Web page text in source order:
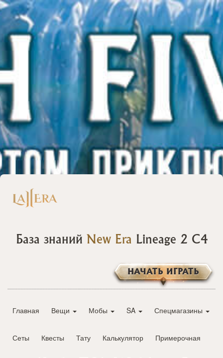
База знаний New Era Lineage 2 C4
НАЧАТЬ ИГРАТЬ
Главная Вещи Мобы SA Спецмагазины
Сеты Квесты Тату Калькулятор Примерочная